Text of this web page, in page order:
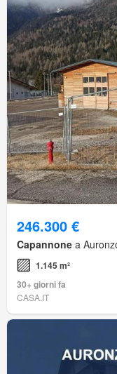
246.300 €
Capannone a
1.145 m²
30+ giorni fa
CASA.IT